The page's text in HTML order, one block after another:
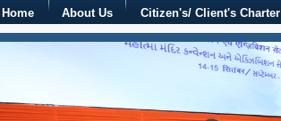
Home
About Us
Citizen's/ Client's Charter